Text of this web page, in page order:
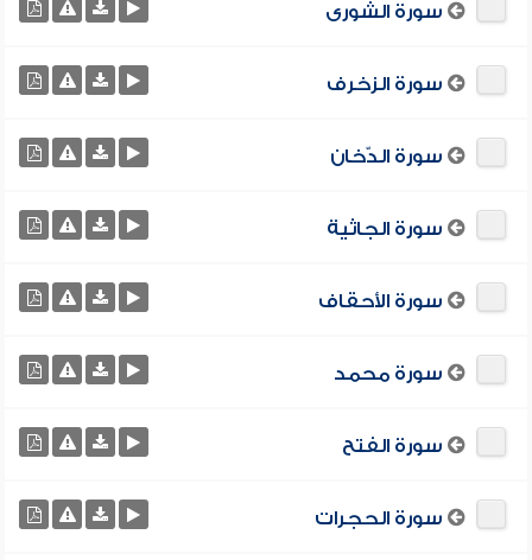
سورة الشورى
سورة الزخرف
سورة الدّخان
سورة الجاثية
سورة الأحقاف
سورة محمد
سورة الفتح
سورة الحجرات